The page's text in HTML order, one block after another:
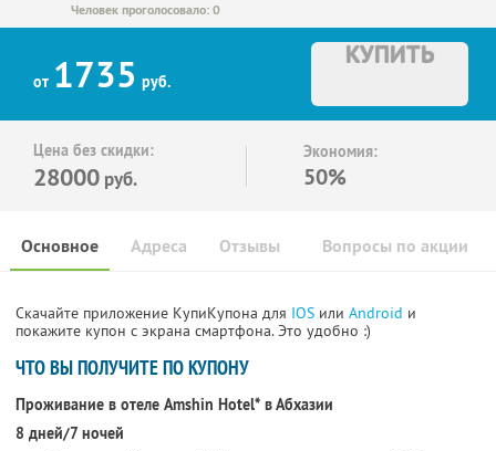
Человек проголосовало: 0
от 1735 руб.
КУПИТЬ
Цена без скидки:
28000 руб.
Экономия:
50%
Основное Отзывы Вопросы по акции
Адреса
Скачайте приложение КупиКупона для IOS или Android и
покажите купон с экрана смартфона. Это удобно :)
ЧТО ВЫ ПОЛУЧИТЕ ПО КУПОНУ
Проживание в отеле Amshin Hotel* в Абхазии
8 дней/7 ночей